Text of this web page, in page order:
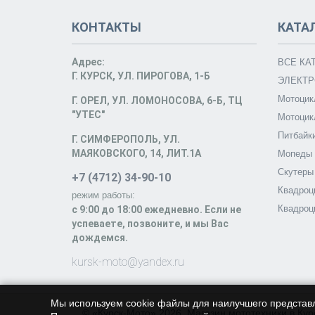
КОНТАКТЫ
Адрес:
Г. КУРСК, УЛ. ПИРОГОВА, 1-Б
Г. ОРЕЛ, УЛ. ЛОМОНОСОВА, 6-Б, ТЦ
"УТЕС"
Г. СИМФЕРОПОЛЬ, УЛ.
МАЯКОВСКОГО, 14, ЛИТ.1А
+7 (4712) 34-90-10
режим работы:
c 9:00 до 18:00 ежедневно. Если не
успеваете, позвоните, и мы Вас
дождемся.
kursk-moto@yandex.ru
ВСЕ
Мопеды
Скутеры
© «Курск-Мото» 2026. Магазин мототехники в
Мы используем cookie файлы для наилучшего